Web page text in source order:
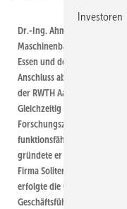
Dr.-Ing. Ahmet Loku rlu ist
Maschinenbau sowie
Essen und der Akademie der
Anschluss absolvierte er ein
der RWTH Aachen und
Gleichzeitig war er als
Forschungszentrum Jülich
funktionsfähiges
gründete er mit
Firma Soliterm, die
erfolgte die Gründung der
Geschäftsführer leitet.
Investoren